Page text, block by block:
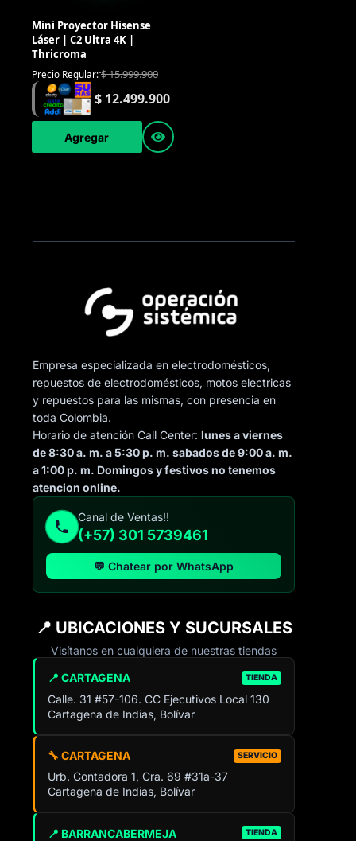
Mini Proyector Hisense
Láser | C2 Ultra 4K |
Thricroma
Precio Regular:$15.999.900
$12.499.900
Agregar
Empresa especializada en electrodomésticos,
repuestos de electrodomésticos, motos electricas
y repuestos para las mismas, con presencia en
toda Colombia.
Horario de atención Call Center:lunes a viernes
de 8:30 a. m. a 5:30 p. m. sabados de 9:00 a. m.
a 1:00 p. m. Domingos y festivos no tenemos
atencion online.
Canal de Ventas!!
(+57) 301 5739461
💬 Chatear por WhatsApp
📍 UBICACIONES Y SUCURSALES
Visítanos en cualquiera de nuestras tiendas
📍 CARTAGENA TIENDA
Calle. 31 #57-106. CC Ejecutivos Local 130
Cartagena de Indias, Bolívar
🔧 CARTAGENA SERVICIO
Urb. Contadora 1, Cra. 69 #31a-37
Cartagena de Indias, Bolívar
📍 BARRANCABERMEJA TIENDA